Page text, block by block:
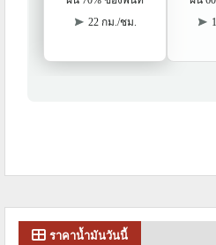
ราคาน้ำมันวันนี้